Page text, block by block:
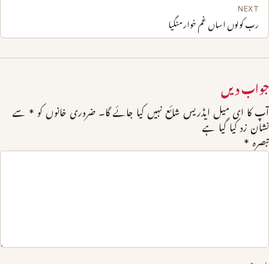
NEXT
رب کولوں اساں غم خوار منگیا
جواب دیں
آپ کا ای میل ایڈریس شائع نہیں کیا جائے گا۔ ضروری خانوں کو * سے
نشان زد کیا گیا ہے
تبصرہ *